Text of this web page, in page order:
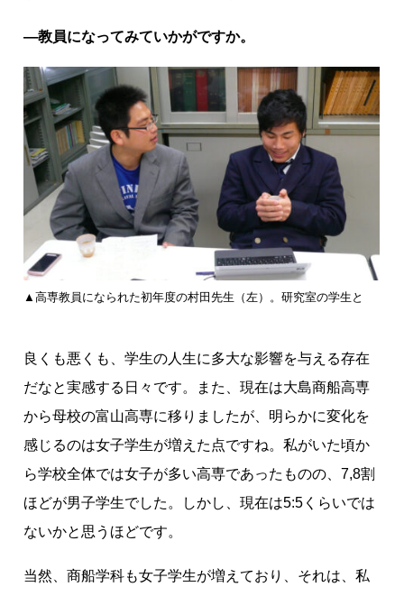
―教員になってみていかがですか。
▲高専教員になられた初年度の村田先生（左）。研究室の学生と
良くも悪くも、学生の人生に多大な影響を与える存在
だなと実感する日々です。また、現在は大島商船高専
から母校の富山高専に移りましたが、明らかに変化を
感じるのは女子学生が増えた点ですね。私がいた頃か
ら学校全体では女子が多い高専であったものの、7,8割
ほどが男子学生でした。しかし、現在は5:5くらいでは
ないかと思うほどです。
当然、商船学科も女子学生が増えており、それは、私